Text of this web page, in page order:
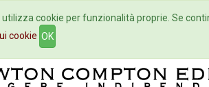
Autori Eventi
cookie per funzionalità proprie. Se
cookie OK